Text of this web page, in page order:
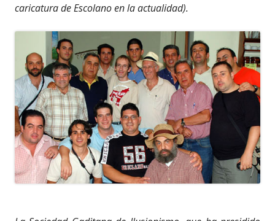
caricatura de Escolano en la actualidad).